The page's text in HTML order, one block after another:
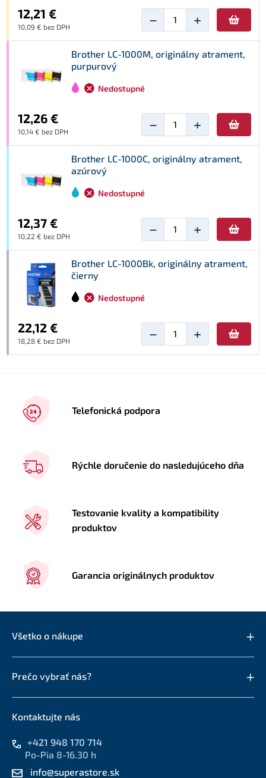
12,21 €
10,09 € bez DPH − +
Brother LC-1000M, originálny atrament,
purpurový
Nedostupné
12,26 €
10,14 € bez DPH − +
Brother LC-1000C, originálny atrament,
azúrový
Nedostupné
12,37 €
10,22 € bez DPH − +
Brother LC-1000Bk, originálny atrament,
čierny
Nedostupné
22,12 €
18,28 € bez DPH − +
Telefonická podpora
Rýchle doručenie do nasledujúceho dňa
Testovanie kvality a kompatibility
produktov
Garancia originálnych produktov
Všetko o nákupe
Prečo vybrať nás?
Kontaktujte nás
+421 948 170 714
Po-Pia 8-16.30 h
info@superastore.sk